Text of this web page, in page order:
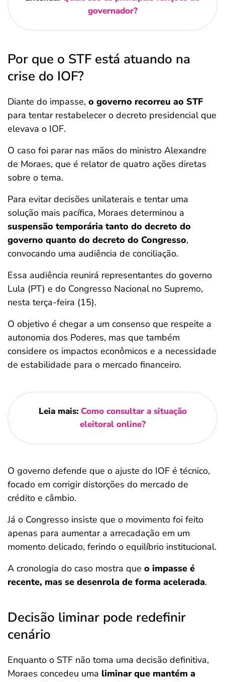
governador?
Por que o STF está atuando na
crise do IOF?
Diante do impasse, o governo recorreu ao STF
para tentar restabelecer o decreto presidencial que
elevava o IOF.
O caso foi parar nas mãos do ministro Alexandre
de Moraes, que é relator de quatro ações diretas
sobre o tema.
Para evitar decisões unilaterais e tentar uma
solução mais pacífica, Moraes determinou a
suspensão temporária tanto do decreto do
governo quanto do decreto do Congresso,
convocando uma audiência de conciliação.
Essa audiência reunirá representantes do governo
Lula (PT) e do Congresso Nacional no Supremo,
nesta terça-feira (15).
O objetivo é chegar a um consenso que respeite a
autonomia dos Poderes, mas que também
considere os impactos econômicos e a necessidade
de estabilidade para o mercado financeiro.
Leia mais: Como consultar a situação
eleitoral online?
O governo defende que o ajuste do IOF é técnico,
focado em corrigir distorções do mercado de
crédito e câmbio.
Já o Congresso insiste que o movimento foi feito
apenas para aumentar a arrecadação em um
momento delicado, ferindo o equilíbrio institucional.
A cronologia do caso mostra que o impasse é
recente, mas se desenrola de forma acelerada.
Decisão liminar pode redefinir
cenário
Enquanto o STF não toma uma decisão definitiva,
Moraes concedeu uma liminar que mantém a